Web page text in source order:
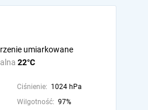
22°C
umiarkowane
Ciśnienie: 1024 hPa
Wilgotność: 97%